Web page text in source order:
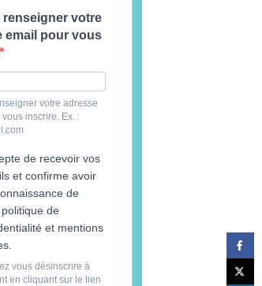
renseigner votre
email pour vous
votre adresse
inscrire. Ex. :
de recevoir vos
et confirme avoir
de
de
et mentions
vous désinscrire à
en cliquant sur le lien